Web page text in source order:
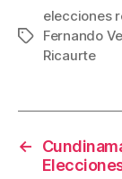
c
e
o
o
k
tt
er
Etiquetas
elecciones
Fernando
Ricaurte
←